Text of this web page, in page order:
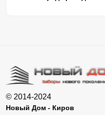
© 2014-2024
Новый Дом - Киров